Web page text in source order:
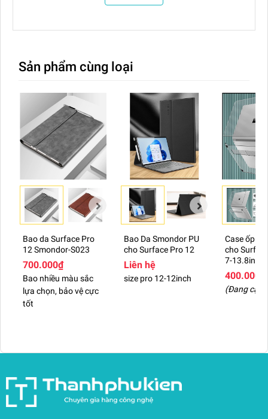
>>> Xem thêm: Mẫu
kính cường lực Surface
CÔNG DỤNG TUYỆT VỜI CỦA
SẢN PHẨM
Bao da màn hình 12 inch của chiếc Surface Pro
đa dạng giúp bạn thoải mái lựa chọn một chiếc
bao da Surface yêu thích để ngầm khẳng định
Sản phẩm cùng loại
Bao da Surface Pro
12 Smondor-S023
700.000₫
Bao nhiều màu sắc
lựa chọn, bảo vệ cực
tốt
Bao Da Smondor PU
cho Surface Pro 12
Liên hệ
size pro 12-12inch
Case ốp
cho
7-13.8inch
400.000₫
(Đang cập